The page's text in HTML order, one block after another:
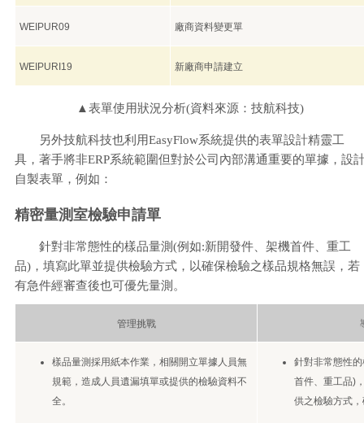
WEIPUR09 廠商資料變更單
WEIPURI19 新廠商申請建立
▲表單使用狀況分析(資料來源：技航科技)
另外技航科技也利用EasyFlow系統提供的表單設計精靈工
具，著手將非ERP系統範圍但對於公司內部溝通重要的單據，設
自製表單，例如：
精密量測室檢驗申請單
針對非常態性的樣品量測(例如:新開發件、架機首件、重工
品)，填寫此單並提供檢驗方式，以確保檢驗之樣品規格無誤，若
有急件經審查後也可優先量測。
管理挑戰
樣品量測採用紙本作業，相關開立單據人員無
規範，造成人員遺漏填單或提供的檢驗資料不
全。
針對非常態性
首件、重工品)
供之檢驗方式